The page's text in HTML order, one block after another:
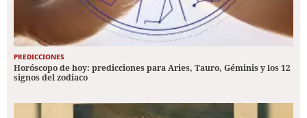
PREDICCIONES
Horóscopo de hoy: predicciones para Aries, Tauro, Géminis y los 12
signos del zodiaco